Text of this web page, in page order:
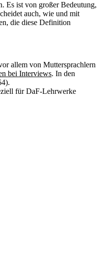
Es ist von großer Bedeutung,
auch, wie und mit
die diese Definition
allem von Muttersprachlern
bei Interviews. In den
für DaF-Lehrwerke